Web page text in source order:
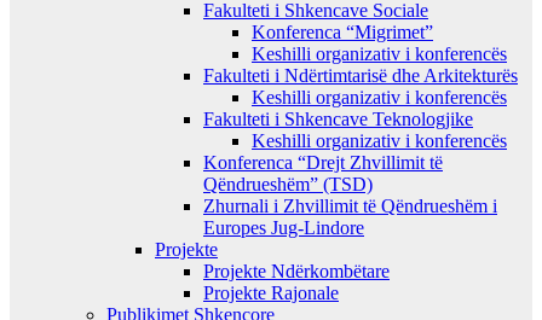
Fakulteti i Shkencave Sociale
Konferenca “Migrimet”
Keshilli organizativ i konferencës
Fakulteti i Ndërtimtarisë dhe Arkitekturës
Keshilli organizativ i konferencës
Fakulteti i Shkencave Teknologjike
Keshilli organizativ i konferencës
Konferenca “Drejt Zhvillimit të
Qëndrueshëm” (TSD)
Zhurnali i Zhvillimit të Qëndrueshëm i
Europes Jug-Lindore
Projekte
Projekte Ndërkombëtare
Projekte Rajonale
Publikimet Shkencore